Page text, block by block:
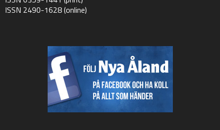
ISSN 2490-1628 (online)